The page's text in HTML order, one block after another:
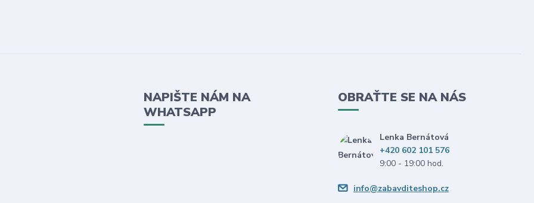
NAPIŠTE NÁM NA
WHATSAPP
OBRAŤTE SE NA NÁS
Lenka Bernátová
+420 602 101 576
9:00 - 19:00 hod.
info@zabavditeshop.cz